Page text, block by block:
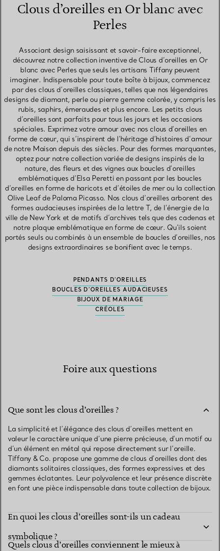
Clous d’oreilles en Or blanc avec
Perles
Associant design saisissant et savoir-faire exceptionnel,
découvrez notre collection inventive de Clous d’oreilles en Or
blanc avec Perles que seuls les artisans Tiffany peuvent
imaginer. Indispensable pour toute boîte à bijoux, commencez
par des clous d’oreilles classiques, telles que nos légendaires
designs de diamant, perle ou pierre gemme colorée, y compris les
rubis, saphirs, émeraudes et plus encore. Les petits clous
d’oreilles sont parfaits pour tous les jours et les occasions
spéciales. Exprimez votre amour avec nos clous d’oreilles en
forme de cœur, qui s’inspirent de l’héritage d’histoires d’amour
de notre Maison depuis des siècles. Pour des formes marquantes,
optez pour notre collection variée de designs inspirés de la
nature, des fleurs et des vignes aux boucles d’oreilles
emblématiques d’Elsa Peretti en passant par les boucles
d’oreilles en forme de haricots et d’étoiles de mer ou la collection
Olive Leaf de Paloma Picasso. Nos clous d’oreilles arborent des
formes audacieuses inspirées de la lettre T, de l’énergie de la
ville de New York et de motifs d’archives tels que des cadenas et
notre plaque emblématique en forme de cœur. Qu’ils soient
portés seuls ou combinés à un ensemble de boucles d’oreilles, nos
designs extraordinaires se bonifient avec le temps.
PENDANTS D’OREILLES
BOUCLES D’OREILLES AUDACIEUSES
BIJOUX DE MARIAGE
CRÉOLES
Foire aux questions
Que sont les clous d’oreilles ?
La simplicité et l’élégance des clous d’oreilles mettent en
valeur le caractère unique d’une pierre précieuse, d’un motif ou
d’un élément en métal qui repose directement sur l’oreille.
Tiffany & Co. propose une gamme de clous d’oreilles dont des
diamants solitaires classiques, des formes expressives et des
gemmes éclatantes. Leur polyvalence et leur présence discrète
en font une pièce indispensable dans toute collection de bijoux.
En quoi les clous d’oreilles sont-ils un cadeau
symbolique ?
Quels clous d’oreilles conviennent le mieux à